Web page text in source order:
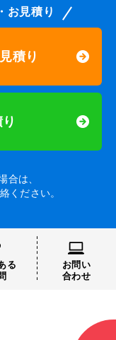
お見積り
積り
合は、
ください。
る
お問い
合わせ